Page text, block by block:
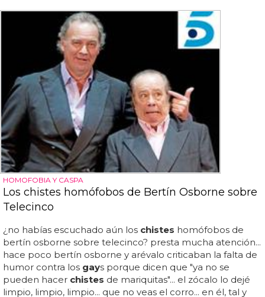
HOMOFOBIA Y CASPA
Los chistes homófobos de Bertín Osborne sobre
Telecinco
¿no habías escuchado aún los chistes homófobos de
bertín osborne sobre telecinco? presta mucha atención...
hace poco bertín osborne y arévalo criticaban la falta de
humor contra los gays porque dicen que "ya no se
pueden hacer chistes de mariquitas"... el zócalo lo dejé
limpio, limpio, limpio... que no veas el corro... en él, tal y